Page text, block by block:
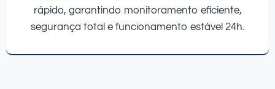
rápido, garantindo monitoramento eficiente,
segurança total e funcionamento estável 24h.